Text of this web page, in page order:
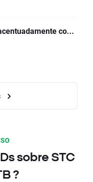
co...
sobre STC
?